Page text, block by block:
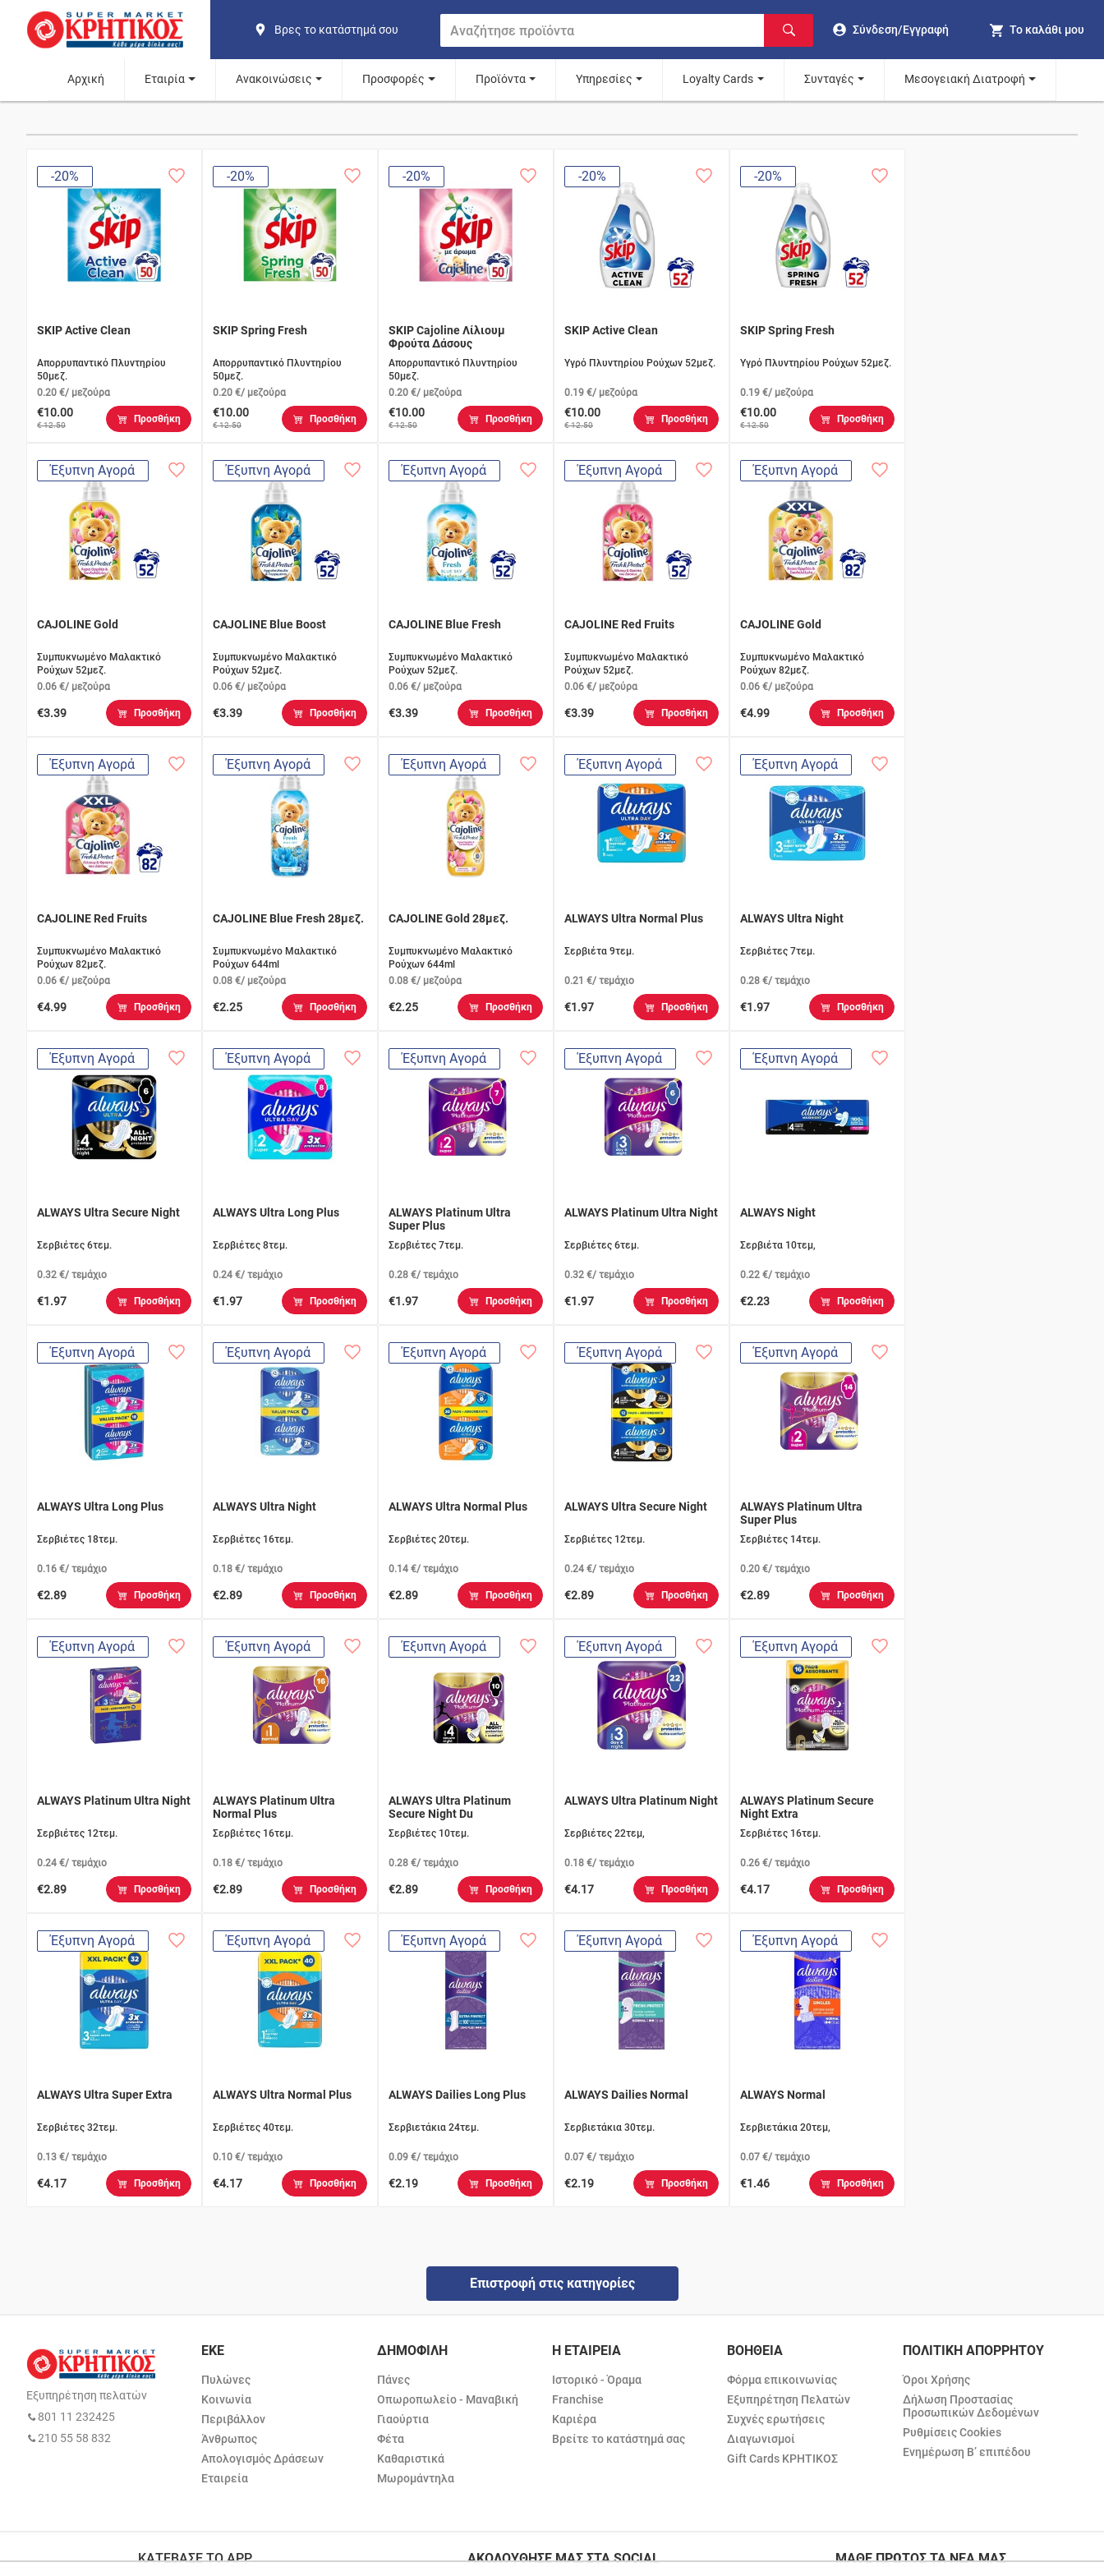
Βρες το κατάστημά σου Σύνδεση/Εγγραφή Το καλάθι μου
Αρχική Εταιρία Ανακοινώσεις Προσφορές Προϊόντα Υπηρεσίες Loyalty Cards Συνταγές Μεσογειακή Διατροφή
-20%
SKIP Active Clean
Απορρυπαντικό Πλυντηρίου
50μεζ.
0.20 €/ μεζούρα
€10.00
€ 12.50
Προσθήκη
-20%
SKIP Spring Fresh
Απορρυπαντικό Πλυντηρίου
50μεζ.
0.20 €/ μεζούρα
€10.00
€ 12.50
Προσθήκη
-20%
SKIP Cajoline Λίλιουμ
Φρούτα Δάσους
Απορρυπαντικό Πλυντηρίου
50μεζ.
0.20 €/ μεζούρα
€10.00
€ 12.50
Προσθήκη
-20%
SKIP Active Clean
Υγρό Πλυντηρίου Ρούχων 52μεζ.
0.19 €/ μεζούρα
€10.00
€ 12.50
Προσθήκη
-20%
SKIP Spring Fresh
Υγρό Πλυντηρίου Ρούχων 52μεζ.
0.19 €/ μεζούρα
€10.00
€ 12.50
Προσθήκη
Έξυπνη Αγορά
CAJOLINE Gold
Συμπυκνωμένο Μαλακτικό
Ρούχων 52μεζ.
0.06 €/ μεζούρα
€3.39 Προσθήκη
Έξυπνη Αγορά
CAJOLINE Blue Boost
Συμπυκνωμένο Μαλακτικό
Ρούχων 52μεζ.
0.06 €/ μεζούρα
€3.39 Προσθήκη
Έξυπνη Αγορά
CAJOLINE Blue Fresh
Συμπυκνωμένο Μαλακτικό
Ρούχων 52μεζ.
0.06 €/ μεζούρα
€3.39 Προσθήκη
Έξυπνη Αγορά
CAJOLINE Red Fruits
Συμπυκνωμένο Μαλακτικό
Ρούχων 52μεζ.
0.06 €/ μεζούρα
€3.39 Προσθήκη
Έξυπνη Αγορά
CAJOLINE Gold
Συμπυκνωμένο Μαλακτικό
Ρούχων 82μεζ.
0.06 €/ μεζούρα
€4.99 Προσθήκη
Έξυπνη Αγορά
CAJOLINE Red Fruits
Συμπυκνωμένο Μαλακτικό
Ρούχων 82μεζ.
0.06 €/ μεζούρα
€4.99 Προσθήκη
Έξυπνη Αγορά
CAJOLINE Blue Fresh 28μεζ.
Συμπυκνωμένο Μαλακτικό
Ρούχων 644ml
0.08 €/ μεζούρα
€2.25 Προσθήκη
Έξυπνη Αγορά
CAJOLINE Gold 28μεζ.
Συμπυκνωμένο Μαλακτικό
Ρούχων 644ml
0.08 €/ μεζούρα
€2.25 Προσθήκη
Έξυπνη Αγορά
ALWAYS Ultra Normal Plus
Σερβιέτα 9τεμ.
0.21 €/ τεμάχιο
€1.97 Προσθήκη
Έξυπνη Αγορά
ALWAYS Ultra Night
Σερβιέτες 7τεμ.
0.28 €/ τεμάχιο
€1.97 Προσθήκη
Έξυπνη Αγορά
ALWAYS Ultra Secure Night
Σερβιέτες 6τεμ.
0.32 €/ τεμάχιο
€1.97 Προσθήκη
Έξυπνη Αγορά
ALWAYS Ultra Long Plus
Σερβιέτες 8τεμ.
0.24 €/ τεμάχιο
€1.97 Προσθήκη
Έξυπνη Αγορά
ALWAYS Platinum Ultra
Super Plus
Σερβιέτες 7τεμ.
0.28 €/ τεμάχιο
€1.97 Προσθήκη
Έξυπνη Αγορά
ALWAYS Platinum Ultra Night
Σερβιέτες 6τεμ.
0.32 €/ τεμάχιο
€1.97 Προσθήκη
Έξυπνη Αγορά
ALWAYS Night
Σερβιέτα 10τεμ,
0.22 €/ τεμάχιο
€2.23 Προσθήκη
Έξυπνη Αγορά
ALWAYS Ultra Long Plus
Σερβιέτες 18τεμ.
0.16 €/ τεμάχιο
€2.89 Προσθήκη
Έξυπνη Αγορά
ALWAYS Ultra Night
Σερβιέτες 16τεμ.
0.18 €/ τεμάχιο
€2.89 Προσθήκη
Έξυπνη Αγορά
ALWAYS Ultra Normal Plus
Σερβιέτες 20τεμ.
0.14 €/ τεμάχιο
€2.89 Προσθήκη
Έξυπνη Αγορά
ALWAYS Ultra Secure Night
Σερβιέτες 12τεμ.
0.24 €/ τεμάχιο
€2.89 Προσθήκη
Έξυπνη Αγορά
ALWAYS Platinum Ultra
Super Plus
Σερβιέτες 14τεμ.
0.20 €/ τεμάχιο
€2.89 Προσθήκη
Έξυπνη Αγορά
ALWAYS Platinum Ultra Night
Σερβιέτες 12τεμ.
0.24 €/ τεμάχιο
€2.89 Προσθήκη
Έξυπνη Αγορά
ALWAYS Platinum Ultra
Normal Plus
Σερβιέτες 16τεμ.
0.18 €/ τεμάχιο
€2.89 Προσθήκη
Έξυπνη Αγορά
ALWAYS Ultra Platinum
Secure Night Du
Σερβιέτες 10τεμ.
0.28 €/ τεμάχιο
€2.89 Προσθήκη
Έξυπνη Αγορά
ALWAYS Ultra Platinum Night
Σερβιέτες 22τεμ,
0.18 €/ τεμάχιο
€4.17 Προσθήκη
Έξυπνη Αγορά
ALWAYS Platinum Secure
Night Extra
Σερβιέτες 16τεμ.
0.26 €/ τεμάχιο
€4.17 Προσθήκη
Έξυπνη Αγορά
ALWAYS Ultra Super Extra
Σερβιέτες 32τεμ.
0.13 €/ τεμάχιο
€4.17 Προσθήκη
Έξυπνη Αγορά
ALWAYS Ultra Normal Plus
Σερβιέτες 40τεμ.
0.10 €/ τεμάχιο
€4.17 Προσθήκη
Έξυπνη Αγορά
ALWAYS Dailies Long Plus
Σερβιετάκια 24τεμ.
0.09 €/ τεμάχιο
€2.19 Προσθήκη
Έξυπνη Αγορά
ALWAYS Dailies Normal
Σερβιετάκια 30τεμ.
0.07 €/ τεμάχιο
€2.19 Προσθήκη
Έξυπνη Αγορά
ALWAYS Normal
Σερβιετάκια 20τεμ,
0.07 €/ τεμάχιο
€1.46 Προσθήκη
Επιστροφή στις κατηγορίες
Εξυπηρέτηση πελατών
801 11 232425
210 55 58 832
ΕΚΕ
Πυλώνες
Κοινωνία
Περιβάλλον
Άνθρωπος
Απολογισμός Δράσεων
Εταιρεία
ΔΗΜΟΦΙΛΗ
Πάνες
Οπωροπωλείο - Μαναβική
Γιαούρτια
Φέτα
Καθαριστικά
Μωρομάντηλα
Η ΕΤΑΙΡΕΙΑ
Ιστορικό - Όραμα
Franchise
Καριέρα
Βρείτε το κατάστημά σας
ΒΟΗΘΕΙΑ
Φόρμα επικοινωνίας
Εξυπηρέτηση Πελατών
Συχνές ερωτήσεις
Διαγωνισμοί
Gift Cards ΚΡΗΤΙΚΟΣ
ΠΟΛΙΤΙΚΗ ΑΠΟΡΡΗΤΟΥ
Όροι Χρήσης
Δήλωση Προστασίας
Προσωπικών Δεδομένων
Ρυθμίσεις Cookies
Ενημέρωση Β’ επιπέδου
ΚΑΤΕΒΑΣΕ ΤΟ APP ΑΚΟΛΟΥΘΗΣΕ ΜΑΣ ΣΤΑ SOCIAL ΜΑΘΕ ΠΡΩΤΟΣ ΤΑ ΝΕΑ ΜΑΣ